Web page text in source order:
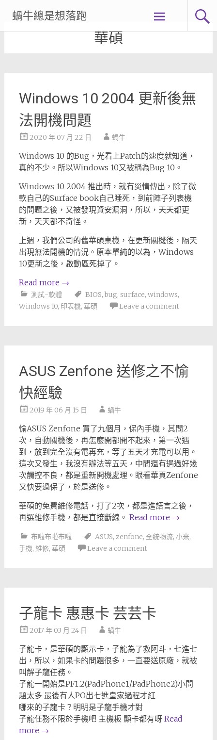
content
蝸牛總是想落跑
華碩
Windows 10 2004 更新後無
法開機問題
2020 年 07 月 22 日 蝸牛
Windows 10 的Bug，光看上Patch的速度就知道，
真的不少。所以Windows 10又被稱為Bug 10。
Windows 10 2004 推出時，就有災情傳出，除了微
軟自己的Surface book自己睡死，到前陣子列表機
的問題之後，又被發現資安漏洞，所以，天天都更
新，天天都不奇怪。
上週，我們公司的舊華碩桌機，在更新關機後，隔天
出現無法開機的情況。原本單純的以為，Windows
10更新之後，啟動區死掉了。
Read more →
測試-軟體 BIOS, bug, surface, windows,
Windows 10, 印表機, 華碩 Leave a comment
ASUS Zenfone 送修之不愉
快經驗
2019 年 06 月 15 日 蝸牛
愉ASUS Zenfone 買了九個月，保內手機，其間2
次，自動關機後，再怎麼開都開不起來，第一次遇
到，放到完全沒有電再充，等了五天才充電可以用。
這次又發生，我沒有辦法等五天，中間還有遇過好幾
次觸控不良，都是重新開機處理。眼看華頁Zenfone
又快要過保了，於是送修。
華碩的免費維修電話，打了2次，都是進語言之後，
再選維修手機，都是直接斷線。 Read more →
布啦布啦布啦 ASUS, zenfone, 全統物流, 小米,
手機, 維修, 華碩 Leave a comment
子龍卡 惠惠卡 芸芸卡
2017 年 03 月 24 日 蝸牛
子龍卡，是華碩的顯示卡，子龍為了救阿斗，七進七
出，所以，如果卡的問題很多，一直要送原廠，就被
叫解子龍任務。
子龍一開始是PF1.2(PadPhone1/PadPhone2)小問
題太多 最後有人PO出七進皇家過程才紅
哪來的子龍卡？明明是子龍手機才對
子龍任務不限於手機吧 主機板 顯卡都有呀 Read
more →